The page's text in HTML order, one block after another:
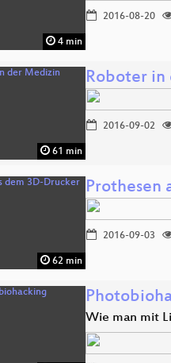
4 min
2016-08-20
61 min
Roboter
2016-09-02
62 min
Prothesen
2016-09-03
Wie man mit